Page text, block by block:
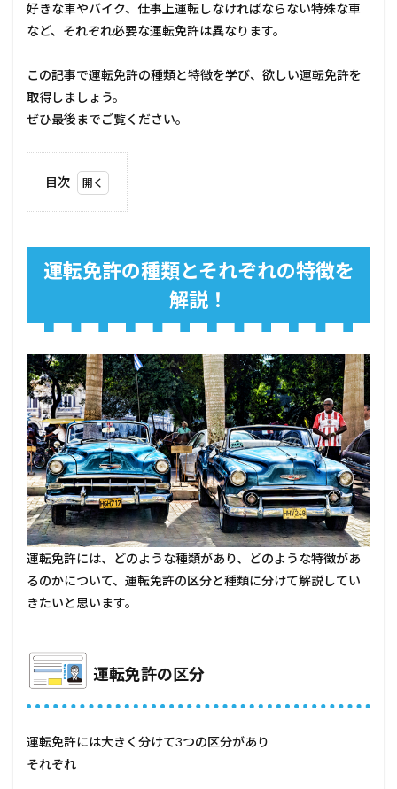
好きな車やバイク、仕事上運転しなければならない特殊な車
など、それぞれ必要な運転免許は異なります。
この記事で運転免許の種類と特徴を学び、欲しい運転免許を
取得しましょう。
ぜひ最後までご覧ください。
目次
類と
徴を
説！
1.1
運転
免許
の区
分
1.1.1
第一種
運転免
許
1.1.2
第二種
運転免
免許
の種
類ご
との
普通免
運転免許の種類とそれぞれの特徴を
解説！
運転免許には、どのような種類があり、どのような特徴があ
るのかについて、運転免許の区分と種類に分けて解説してい
きたいと思います。
運転免許の区分
運転免許には大きく分けて3つの区分があり
それぞれ